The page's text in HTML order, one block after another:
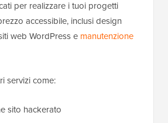
per realizzare i tuoi progetti
accessibile, inclusi design
web WordPress e manutenzione
servizi come:
sito hackerato